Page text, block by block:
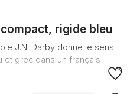
rigide bleu
J.N. Darby donne le sens
et grec dans un français